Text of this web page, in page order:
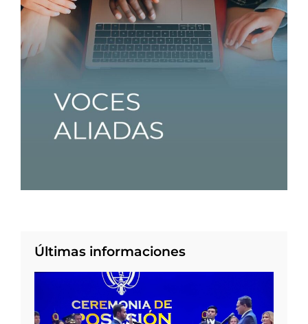
Últimas informaciones